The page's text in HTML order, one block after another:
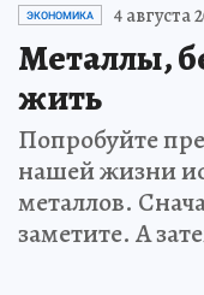
ЭКОНОМИКА 4 августа
Металлы,
жить
Попробуйте
нашей жизни
металлов.
заметите. А